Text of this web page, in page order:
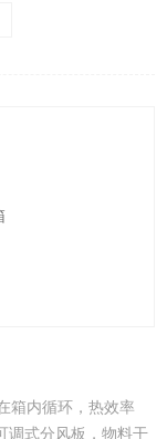
内循环，热效率
调式分风板，物料干